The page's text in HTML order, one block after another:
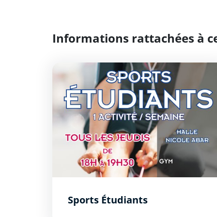
Informations rattachées à
Sports Étudiants
Sports Étudiants